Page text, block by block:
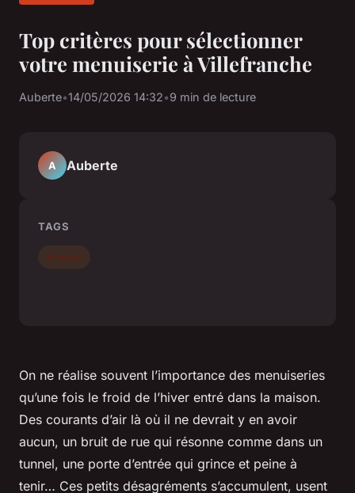
Top critères pour sélectionner
votre menuiserie à Villefranche
Auberte•14/05/2026 14:32•9 min de lecture
On ne réalise souvent l’importance des menuiseries
qu’une fois le froid de l’hiver entré dans la maison.
Des courants d’air là où il ne devrait y en avoir
aucun, un bruit de rue qui résonne comme dans un
tunnel, une porte d’entrée qui grince et peine à
tenir… Ces petits désagréments s’accumulent, usent
A Auberte
TAGS
travaux